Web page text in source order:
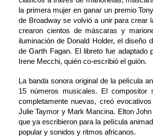
la primera mujer en ganar un premio
de Broadway se volvió a unir para crear
crearon cientos de máscaras y
iluminación de Donald Holder, el diseño
de Garth Fagan. El libreto fue adaptado
Irene Mecchi, quién co-escribió el guión.
La banda sonora original de la película
15 números musicales. El compositor
completamente nuevas, creó
Julie Taymor y Mark Mancina. Elton
que ya escribieron para la película
popular y sonidos y ritmos africanos.